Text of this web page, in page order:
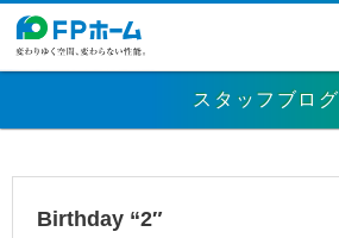
スタッフブログ
Birthday “2″